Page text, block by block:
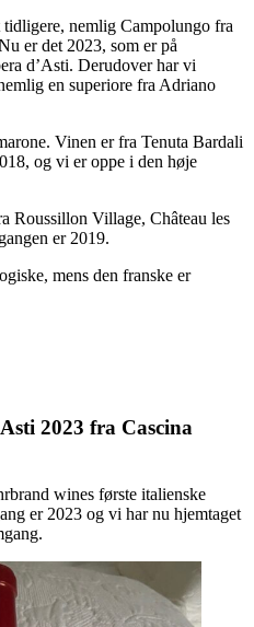
nemlig Campolungo fra
er det 2023, som er på
d’Asti. Derudover har vi
en superiore fra Adriano
Vinen er fra Tenuta Bardali
og vi er oppe i den høje
Roussillon Village, Château les
er 2019.
mens den franske er
2023 fra Cascina
wines første italienske
er 2023 og vi har nu hjemtaget